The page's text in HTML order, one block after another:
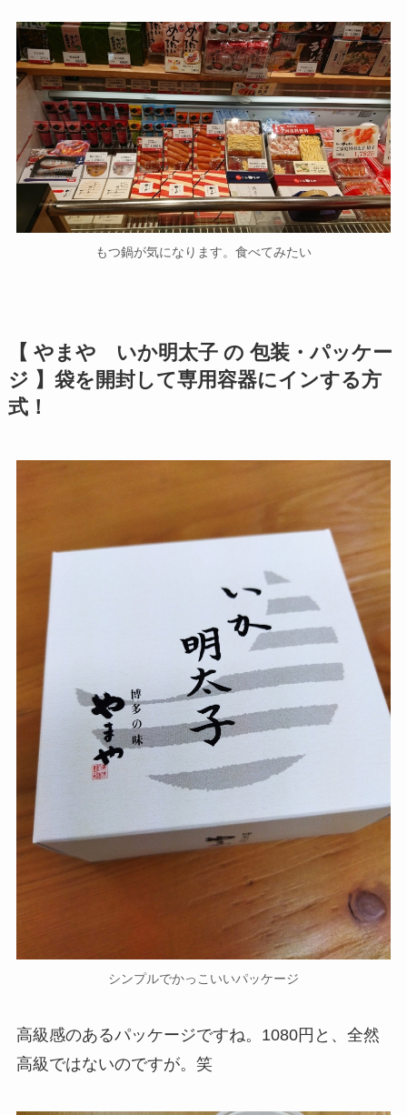
もつ鍋が気になります。食べてみたい
【 やまや いか明太子 の 包装・パッケー
ジ 】袋を開封して専用容器にインする方
式！
シンプルでかっこいいパッケージ
高級感のあるパッケージですね。1080円と、全然
高級ではないのですが。笑